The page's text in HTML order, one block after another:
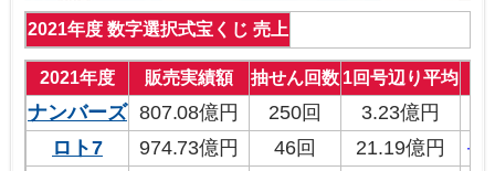
2021年度 数字選択式宝くじ 売上
2021年度 販売実績額 抽せん回数 1回号辺り平均
ナンバーズ 807.08億円 250回 3.23億円
ロト7
974.73億円 46回 21.19億円
－